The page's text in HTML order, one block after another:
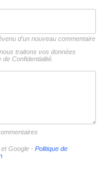
d'un nouveau commentaire
traitons vos données
de Confidentialité.
Google - Politique de